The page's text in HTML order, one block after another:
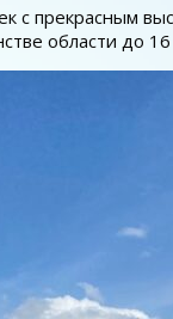
с прекрасным
области до 16